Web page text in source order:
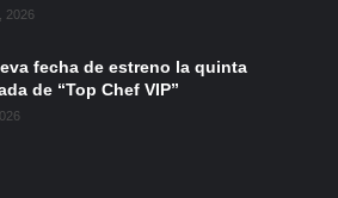
2026
fecha de estreno la quinta
de “Top Chef VIP”